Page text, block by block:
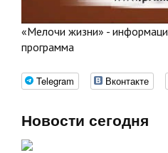
«Мелочи жизни» -
программа
Telegram Вконтакте
Новости сегодня